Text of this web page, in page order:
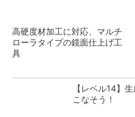
高硬度材加工に対応、マルチ
ローラタイプの鏡面仕上げ工
具
【レベル14】
こなそう！